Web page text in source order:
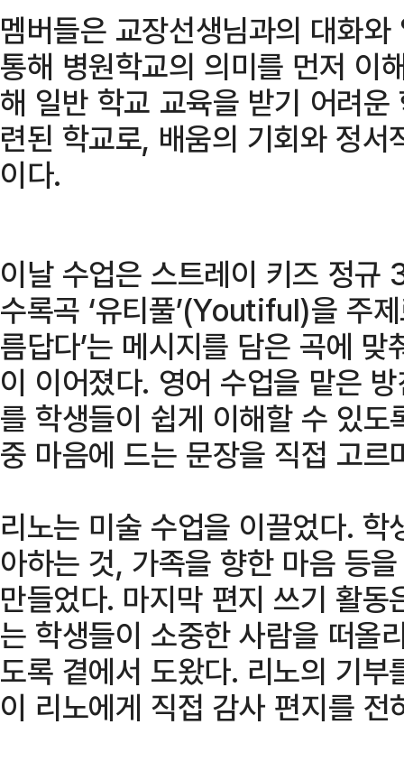
멤버들은 교장선생님과의 대화
통해 병원학교의 의미를 먼저 이
해 일반 학교 교육을 받기 어려
련된 학교로, 배움의 기회와 정
이다.
이날 수업은 스트레이 키즈
수록곡 ‘유티풀’(Youtiful)을 주
름답다’는 메시지를 담은 곡에
이 이어졌다. 영어 수업을 맡은
를 학생들이 쉽게 이해할 수 있
중 마음에 드는 문장을 직접 고
리노는 미술 수업을 이끌었다.
아하는 것, 가족을 향한 마음 등
만들었다. 마지막 편지 쓰기 활
는 학생들이 소중한 사람을 떠올
도록 곁에서 도왔다. 리노의 기
이 리노에게 직접 감사 편지를 전